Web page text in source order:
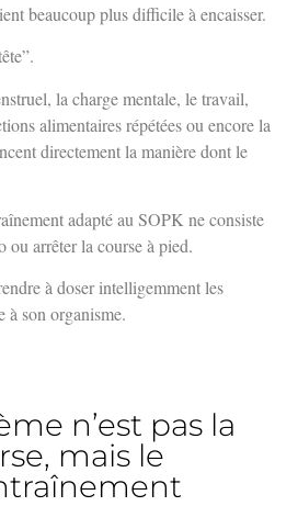
beaucoup plus difficile à encaisser.
la charge mentale, le travail,
alimentaires répétées ou encore la
directement la manière dont le
adapté au SOPK ne consiste
ou arrêter la course à pied.
à doser intelligemment les
à son organisme.
n’est pas la
mais le